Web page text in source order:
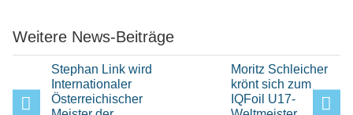
Weitere News-Beiträge
Stephan Link wird
Internationaler
Österreichischer
Moritz Schleicher
krönt sich zum
IQFoil U17-